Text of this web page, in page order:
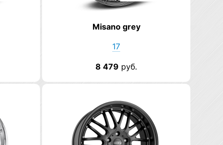
Misano grey
17
8 479 руб.